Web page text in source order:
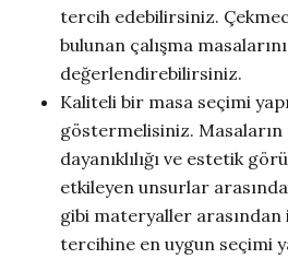
tercih edebilirsiniz.
bulunan çalışma masalarını
değerlendirebilirsiniz.
Kaliteli bir masa seçimi
göstermelisiniz. Masaların
dayanıklılığı ve estetik
etkileyen unsurlar
gibi materyaller arasından
tercihine en uygun seçimi